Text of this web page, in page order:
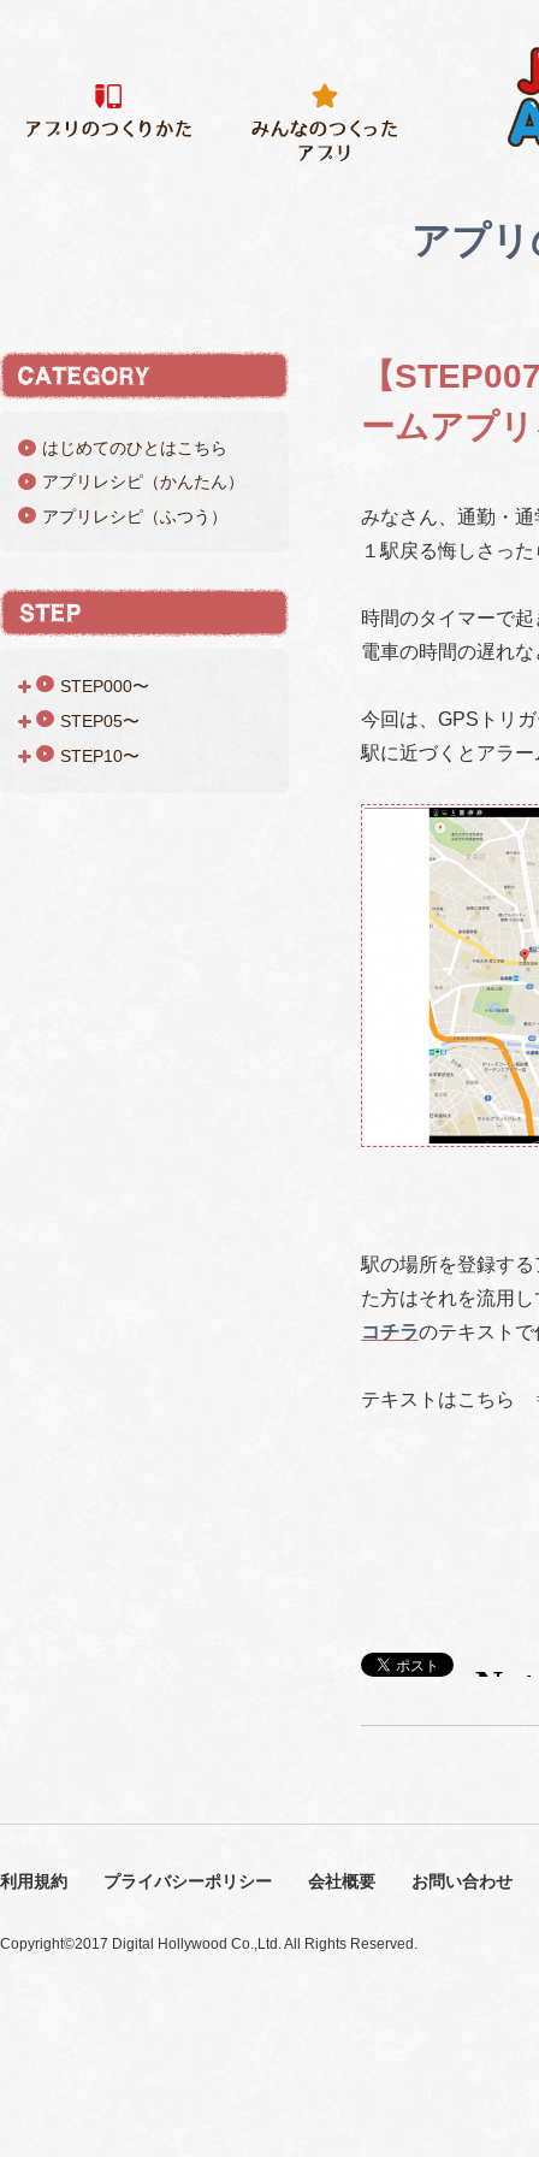
アプ
【
ームアプ
みなさん、通勤・
１駅戻る悔しさっ
時間のタイマーで
電車の時間の遅れ
今回は、GPSトリ
駅に近づくとアラ
駅の場所を登録す
た方はそれを流用
コチラのテキスト
テキストはこち
はじめてのひとはこちら
アプリレシピ（かんたん）
アプリレシピ（ふつう）
STEP000〜
STEP05〜
STEP10〜
利用規約 プライバシーポリシー 会社概要 お問い合わせ
Copyright©2017 Digital Hollywood Co.,Ltd. All Rights Reserved.